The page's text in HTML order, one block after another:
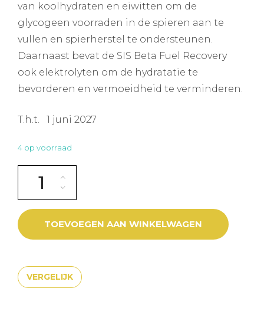
van koolhydraten en eiwitten om de
glycogeen voorraden in de spieren aan te
vullen en spierherstel te ondersteunen.
Daarnaast bevat de SIS Beta Fuel Recovery
ook elektrolyten om de hydratatie te
bevorderen en vermoeidheid te verminderen.
T.h.t. 1 juni 2027
4 op voorraad
TOEVOEGEN AAN WINKELWAGEN
VERGELIJK